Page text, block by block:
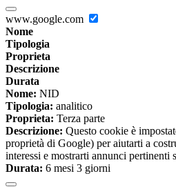
www.google.com
Nome
Tipologia
Proprieta
Descrizione
Durata
Nome: NID
Tipologia: analitico
Proprieta: Terza parte
Descrizione: Questo cookie è
proprietà di Google) per aiutarti a
interessi e mostrarti annunci pertinenti
Durata: 6 mesi 3 giorni